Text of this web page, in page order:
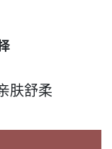
肤舒柔